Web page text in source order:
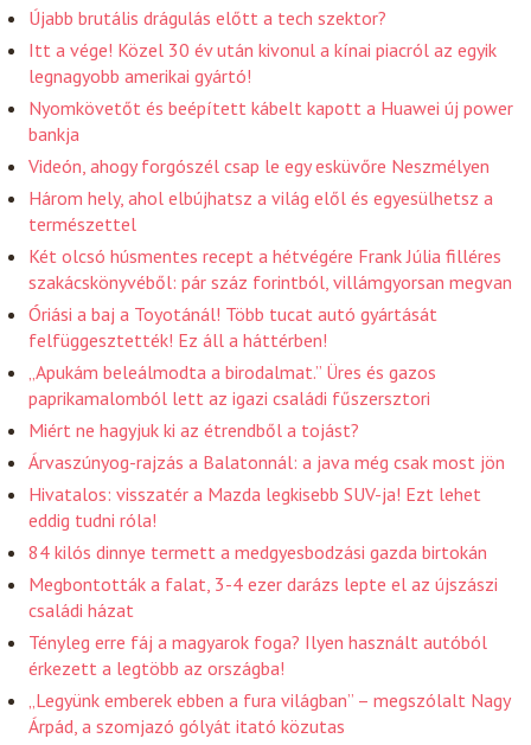
Újabb brutális drágulás előtt a tech szektor?
Itt a vége! Közel 30 év után kivonul a kínai piacról az egyik
legnagyobb amerikai gyártó!
Nyomkövetőt és beépített kábelt kapott a Huawei új power
bankja
Videón, ahogy forgószél csap le egy esküvőre Neszmélyen
Három hely, ahol elbújhatsz a világ elől és egyesülhetsz a
természettel
Két olcsó húsmentes recept a hétvégére Frank Júlia filléres
szakácskönyvéből: pár száz forintból, villámgyorsan megvan
Óriási a baj a Toyotánál! Több tucat autó gyártását
felfüggesztették! Ez áll a háttérben!
„Apukám beleálmodta a birodalmat.” Üres és gazos
paprikamalomból lett az igazi családi fűszersztori
Miért ne hagyjuk ki az étrendből a tojást?
Árvaszúnyog-rajzás a Balatonnál: a java még csak most jön
Hivatalos: visszatér a Mazda legkisebb SUV-ja! Ezt lehet
eddig tudni róla!
84 kilós dinnye termett a medgyesbodzási gazda birtokán
Megbontották a falat, 3-4 ezer darázs lepte el az újszászi
családi házat
Tényleg erre fáj a magyarok foga? Ilyen használt autóból
érkezett a legtöbb az országba!
„Legyünk emberek ebben a fura világban” – megszólalt Nagy
Árpád, a szomjazó gólyát itató közutas